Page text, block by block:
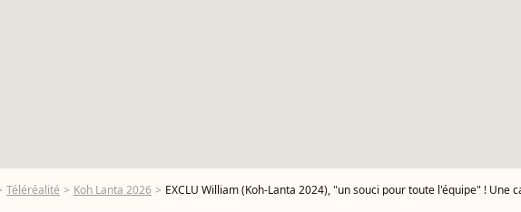
Téléréalité Koh Lanta 2026 EXCLU William (Koh-Lanta 2024), "un souci pour toute l'équipe" ! Une candidate